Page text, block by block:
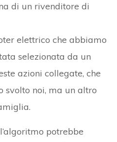
di un rivenditore di
elettrico che abbiamo
selezionata da un
azioni collegate, che
svolto noi, ma un altro
potrebbe